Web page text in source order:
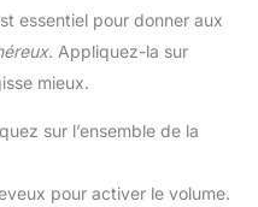
essentiel pour donner aux
. Appliquez-la sur
mieux.
sur l’ensemble de la
pour activer le volume.